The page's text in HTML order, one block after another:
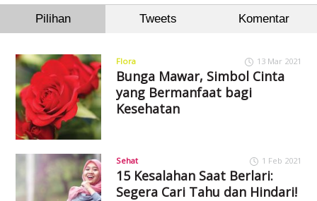
Pilihan Tweets Komentar
Flora 13 Mar 2021
Bunga Mawar, Simbol Cinta
yang Bermanfaat bagi
Kesehatan
Sehat 1 Feb 2021
15 Kesalahan Saat Berlari:
Segera Cari Tahu dan Hindari!